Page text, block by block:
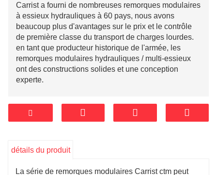
Carrist a fourni de nombreuses remorques modulaires
à essieux hydrauliques à 60 pays, nous avons
beaucoup plus d'avantages sur le prix et le contrôle
de première classe du transport de charges lourdes.
en tant que producteur historique de l'armée, les
remorques modulaires hydrauliques / multi-essieux
ont des constructions solides et une conception
experte.
détails du produit
La série de remorques modulaires Carrist ctm peut